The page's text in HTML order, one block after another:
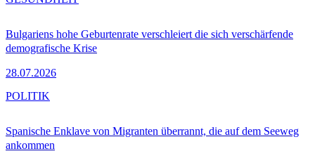
Bulgariens hohe Geburtenrate verschleiert die sich verschärfende
demografische Krise
28.07.2026
Spanische Enklave von Migranten überrannt, die auf dem Seeweg
ankommen
POLITIK